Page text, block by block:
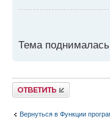
Тема
Ответить
Вернуться в Функции